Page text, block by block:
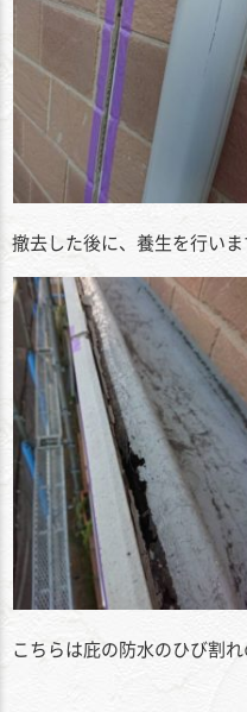
撤去した後に、養生を行いま
こちらは庇の防水のひび割